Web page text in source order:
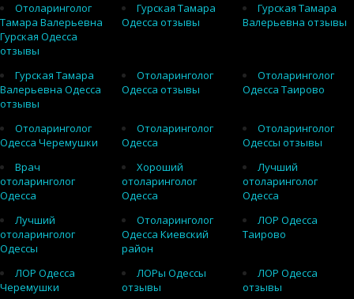
Отоларинголог
Тамара Валерьевна
Гурская Одесса
отзывы
Гурская Тамара
Одесса отзывы
Гурская Тамара
Валерьевна отзывы
Гурская Тамара
Валерьевна Одесса
отзывы
Отоларинголог
Одесса отзывы
Отоларинголог
Одесса Таирово
Отоларинголог
Одесса Черемушки
Отоларинголог
Одесса
Отоларинголог
Одессы отзывы
Врач
отоларинголог
Одесса
Хороший
отоларинголог
Одесса
Лучший
отоларинголог
Одесса
Лучший
отоларинголог
Одессы
Отоларинголог
Одесса Киевский
район
ЛОР Одесса
Таирово
ЛОР Одесса
Черемушки
ЛОРы Одессы
отзывы
ЛОР Одесса
отзывы